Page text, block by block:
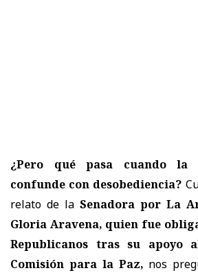
¿Pero qué pasa cuando la
confunde con desobediencia?
relato de la Senadora por La
Gloria Aravena, quien fue
Republicanos tras su apoyo
Comisión para la Paz, nos